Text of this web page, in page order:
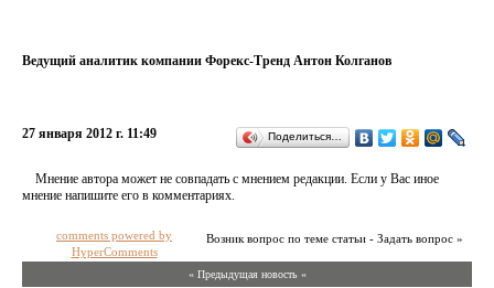
Ведущий аналитик компании Форекс-Тренд Антон Колганов
27 января 2012 г. 11:49 Поделиться…
Мнение автора может не совпадать с мнением редакции. Если у Вас иное
мнение напишите его в комментариях.
Возник вопрос по теме статьи - Задать вопрос »
comments powered by
HyperComments
« Предыдущая новость «